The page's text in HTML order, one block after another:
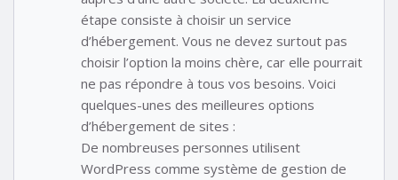
étape consiste à choisir un service
d’hébergement. Vous ne devez surtout pas
choisir l’option la moins chère, car elle pourrait
ne pas répondre à tous vos besoins. Voici
quelques-unes des meilleures options
d’hébergement de sites :
De nombreuses personnes utilisent
WordPress comme système de gestion de